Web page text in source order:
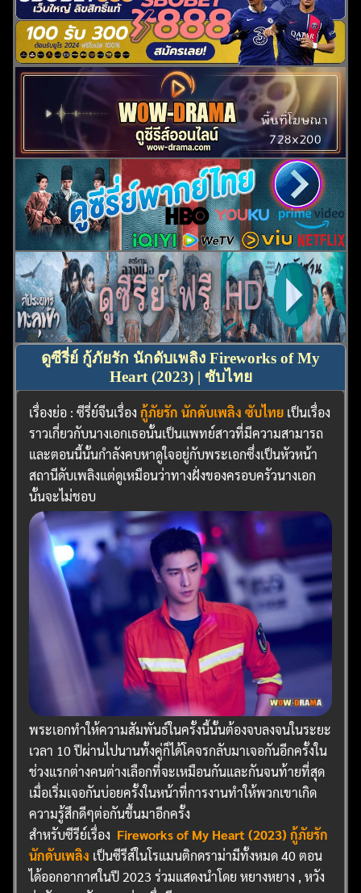
ดูซีรี่ย์ กู้ภัยรัก นักดับเพลิง Fireworks of My
Heart (2023) | ซับไทย
เรื่องย่อ : ซีรี่ย์จีนเรื่องกู้ภัยรัก นักดับเพลิง ซับไทย เป็นเรื่อง
ราวเกี่ยวกับนางเอกเธอนั้นเป็นแพทย์สาวที่มีความสามารถ
และตอนนี้นั้นกำลังคบหาดูใจอยู่กับพระเอกซึ่งเป็นหัวหน้า
สถานีดับเพลิงแต่ดูเหมือนว่าทางฝั่งของครอบครัวนางเอก
นั้นจะไม่ชอบ
พระเอกทำให้ความสัมพันธ์ในครั้งนี้นั้นต้องจบลงจนในระยะ
เวลา 10 ปีผ่านไปนานทั้งคู่ก็ได้โคจรกลับมาเจอกันอีกครั้งใน
ช่วงแรกต่างคนต่างเลือกที่จะเหมือนกันและกันจนท้ายที่สุด
เมื่อเริ่มเจอกันบ่อยครั้งในหน้าที่การงานทำให้พวกเขาเกิด
ความรู้สึกดีๆต่อกันขึ้นมาอีกครั้ง
สำหรับซีรีย์เรื่อง Fireworks of My Heart (2023) กู้ภัยรัก
นักดับเพลิง เป็นซีรีส์ในโรแมนติกดราม่ามีทั้งหมด 40 ตอน
ได้ออกอากาศในปี 2023 ร่วมแสดงนำโดย หยางหยาง , หวัง